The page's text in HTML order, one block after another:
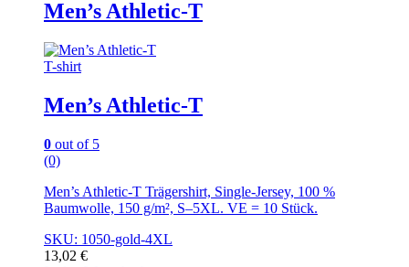
Men’s Athletic-T
T-shirt
Men’s Athletic-T
0 out of 5
(0)
Men’s Athletic-T Trägershirt, Single-Jersey, 100 %
Baumwolle, 150 g/m², S–5XL. VE = 10 Stück.
SKU: 1050-gold-4XL
13,02 €